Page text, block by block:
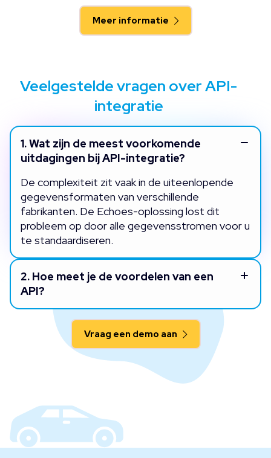
Meer informatie
Veelgestelde vragen over API-
integratie
1.Wat zijn de meest voorkomende
uitdagingen bij API-integratie?
De complexiteit zit vaak in de uiteenlopende
gegevensformaten van verschillende
fabrikanten. De Echoes-oplossing lost dit
probleem op door alle gegevensstromen voor u
te standaardiseren.
2. Hoe meet je de voordelen van een
API?
Vraag een demo aan